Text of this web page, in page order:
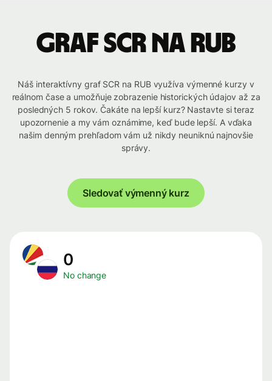
graf SCR na RUB
Náš interaktívny graf SCR na RUB využíva výmenné kurzy v
reálnom čase a umožňuje zobrazenie historických údajov až za
posledných 5 rokov. Čakáte na lepší kurz? Nastavte si teraz
upozornenie a my vám oznámime, keď bude lepší. A vďaka
našim denným prehľadom vám už nikdy neuniknú najnovšie
správy.
Sledovať výmenný kurz
0
No change